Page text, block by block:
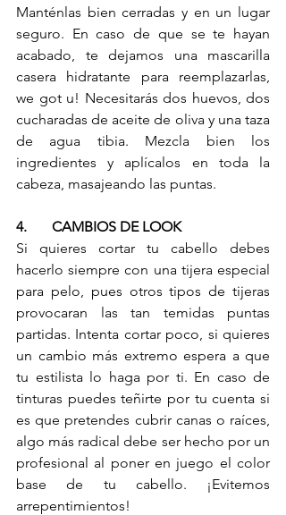
Manténlas bien cerradas y en un lugar
seguro. En caso de que se te hayan
acabado, te dejamos una mascarilla
casera hidratante para reemplazarlas,
we got u! Necesitarás dos huevos, dos
cucharadas de aceite de oliva y una taza
de agua tibia. Mezcla bien los
ingredientes y aplícalos en toda la
cabeza, masajeando las puntas.
4.	CAMBIOS DE LOOK
Si quieres cortar tu cabello debes
hacerlo siempre con una tijera especial
para pelo, pues otros tipos de tijeras
provocaran las tan temidas puntas
partidas. Intenta cortar poco, si quieres
un cambio más extremo espera a que
tu estilista lo haga por ti. En caso de
tinturas puedes teñirte por tu cuenta si
es que pretendes cubrir canas o raíces,
algo más radical debe ser hecho por un
profesional al poner en juego el color
base de tu cabello. ¡Evitemos
arrepentimientos!